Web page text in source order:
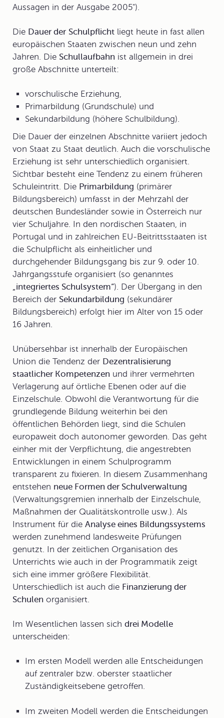
Aussagen in der Ausgabe 2005").
Die Dauer der Schulpflicht liegt heute in fast allen
europäischen Staaten zwischen neun und zehn
Jahren. Die Schullaufbahn ist allgemein in drei
große Abschnitte unterteilt:
vorschulische Erziehung,
Primarbildung (Grundschule) und
Sekundarbildung (höhere Schulbildung).
Die Dauer der einzelnen Abschnitte variiert jedoch
von Staat zu Staat deutlich. Auch die vorschulische
Erziehung ist sehr unterschiedlich organisiert.
Sichtbar besteht eine Tendenz zu einem früheren
Schuleintritt. Die Primarbildung (primärer
Bildungsbereich) umfasst in der Mehrzahl der
deutschen Bundesländer sowie in Österreich nur
vier Schuljahre. In den nordischen Staaten, in
Portugal und in zahlreichen EU-Beitrittsstaaten ist
die Schulpflicht als einheitlicher und
durchgehender Bildungsgang bis zur 9. oder 10.
Jahrgangsstufe organisiert (so genanntes
„integriertes Schulsystem“). Der Übergang in den
Bereich der Sekundarbildung (sekundärer
Bildungsbereich) erfolgt hier im Alter von 15 oder
16 Jahren.
Unübersehbar ist innerhalb der Europäischen
Union die Tendenz der Dezentralisierung
staatlicher Kompetenzen und ihrer vermehrten
Verlagerung auf örtliche Ebenen oder auf die
Einzelschule. Obwohl die Verantwortung für die
grundlegende Bildung weiterhin bei den
öffentlichen Behörden liegt, sind die Schulen
europaweit doch autonomer geworden. Das geht
einher mit der Verpflichtung, die angestrebten
Entwicklungen in einem Schulprogramm
transparent zu fixieren. In diesem Zusammenhang
entstehen neue Formen der Schulverwaltung
(Verwaltungsgremien innerhalb der Einzelschule,
Maßnahmen der Qualitätskontrolle usw.). Als
Instrument für die Analyse eines Bildungssystems
werden zunehmend landesweite Prüfungen
genutzt. In der zeitlichen Organisation des
Unterrichts wie auch in der Programmatik zeigt
sich eine immer größere Flexibilität.
Unterschiedlich ist auch die Finanzierung der
Schulen organisiert.
Im Wesentlichen lassen sich drei Modelle
unterscheiden:
Im ersten Modell werden alle Entscheidungen
auf zentraler bzw. oberster staatlicher
Zuständigkeitsebene getroffen.
Im zweiten Modell werden die Entscheidungen